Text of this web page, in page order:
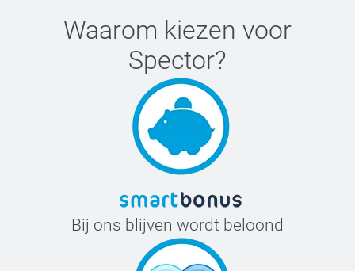
Waarom kiezen voor
Spector?
Bij ons blijven wordt beloond